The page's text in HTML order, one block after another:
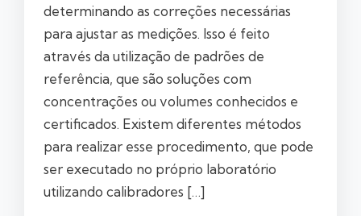
determinando as correções necessárias
para ajustar as medições. Isso é feito
através da utilização de padrões de
referência, que são soluções com
concentrações ou volumes conhecidos e
certificados. Existem diferentes métodos
para realizar esse procedimento, que pode
ser executado no próprio laboratório
utilizando calibradores […]